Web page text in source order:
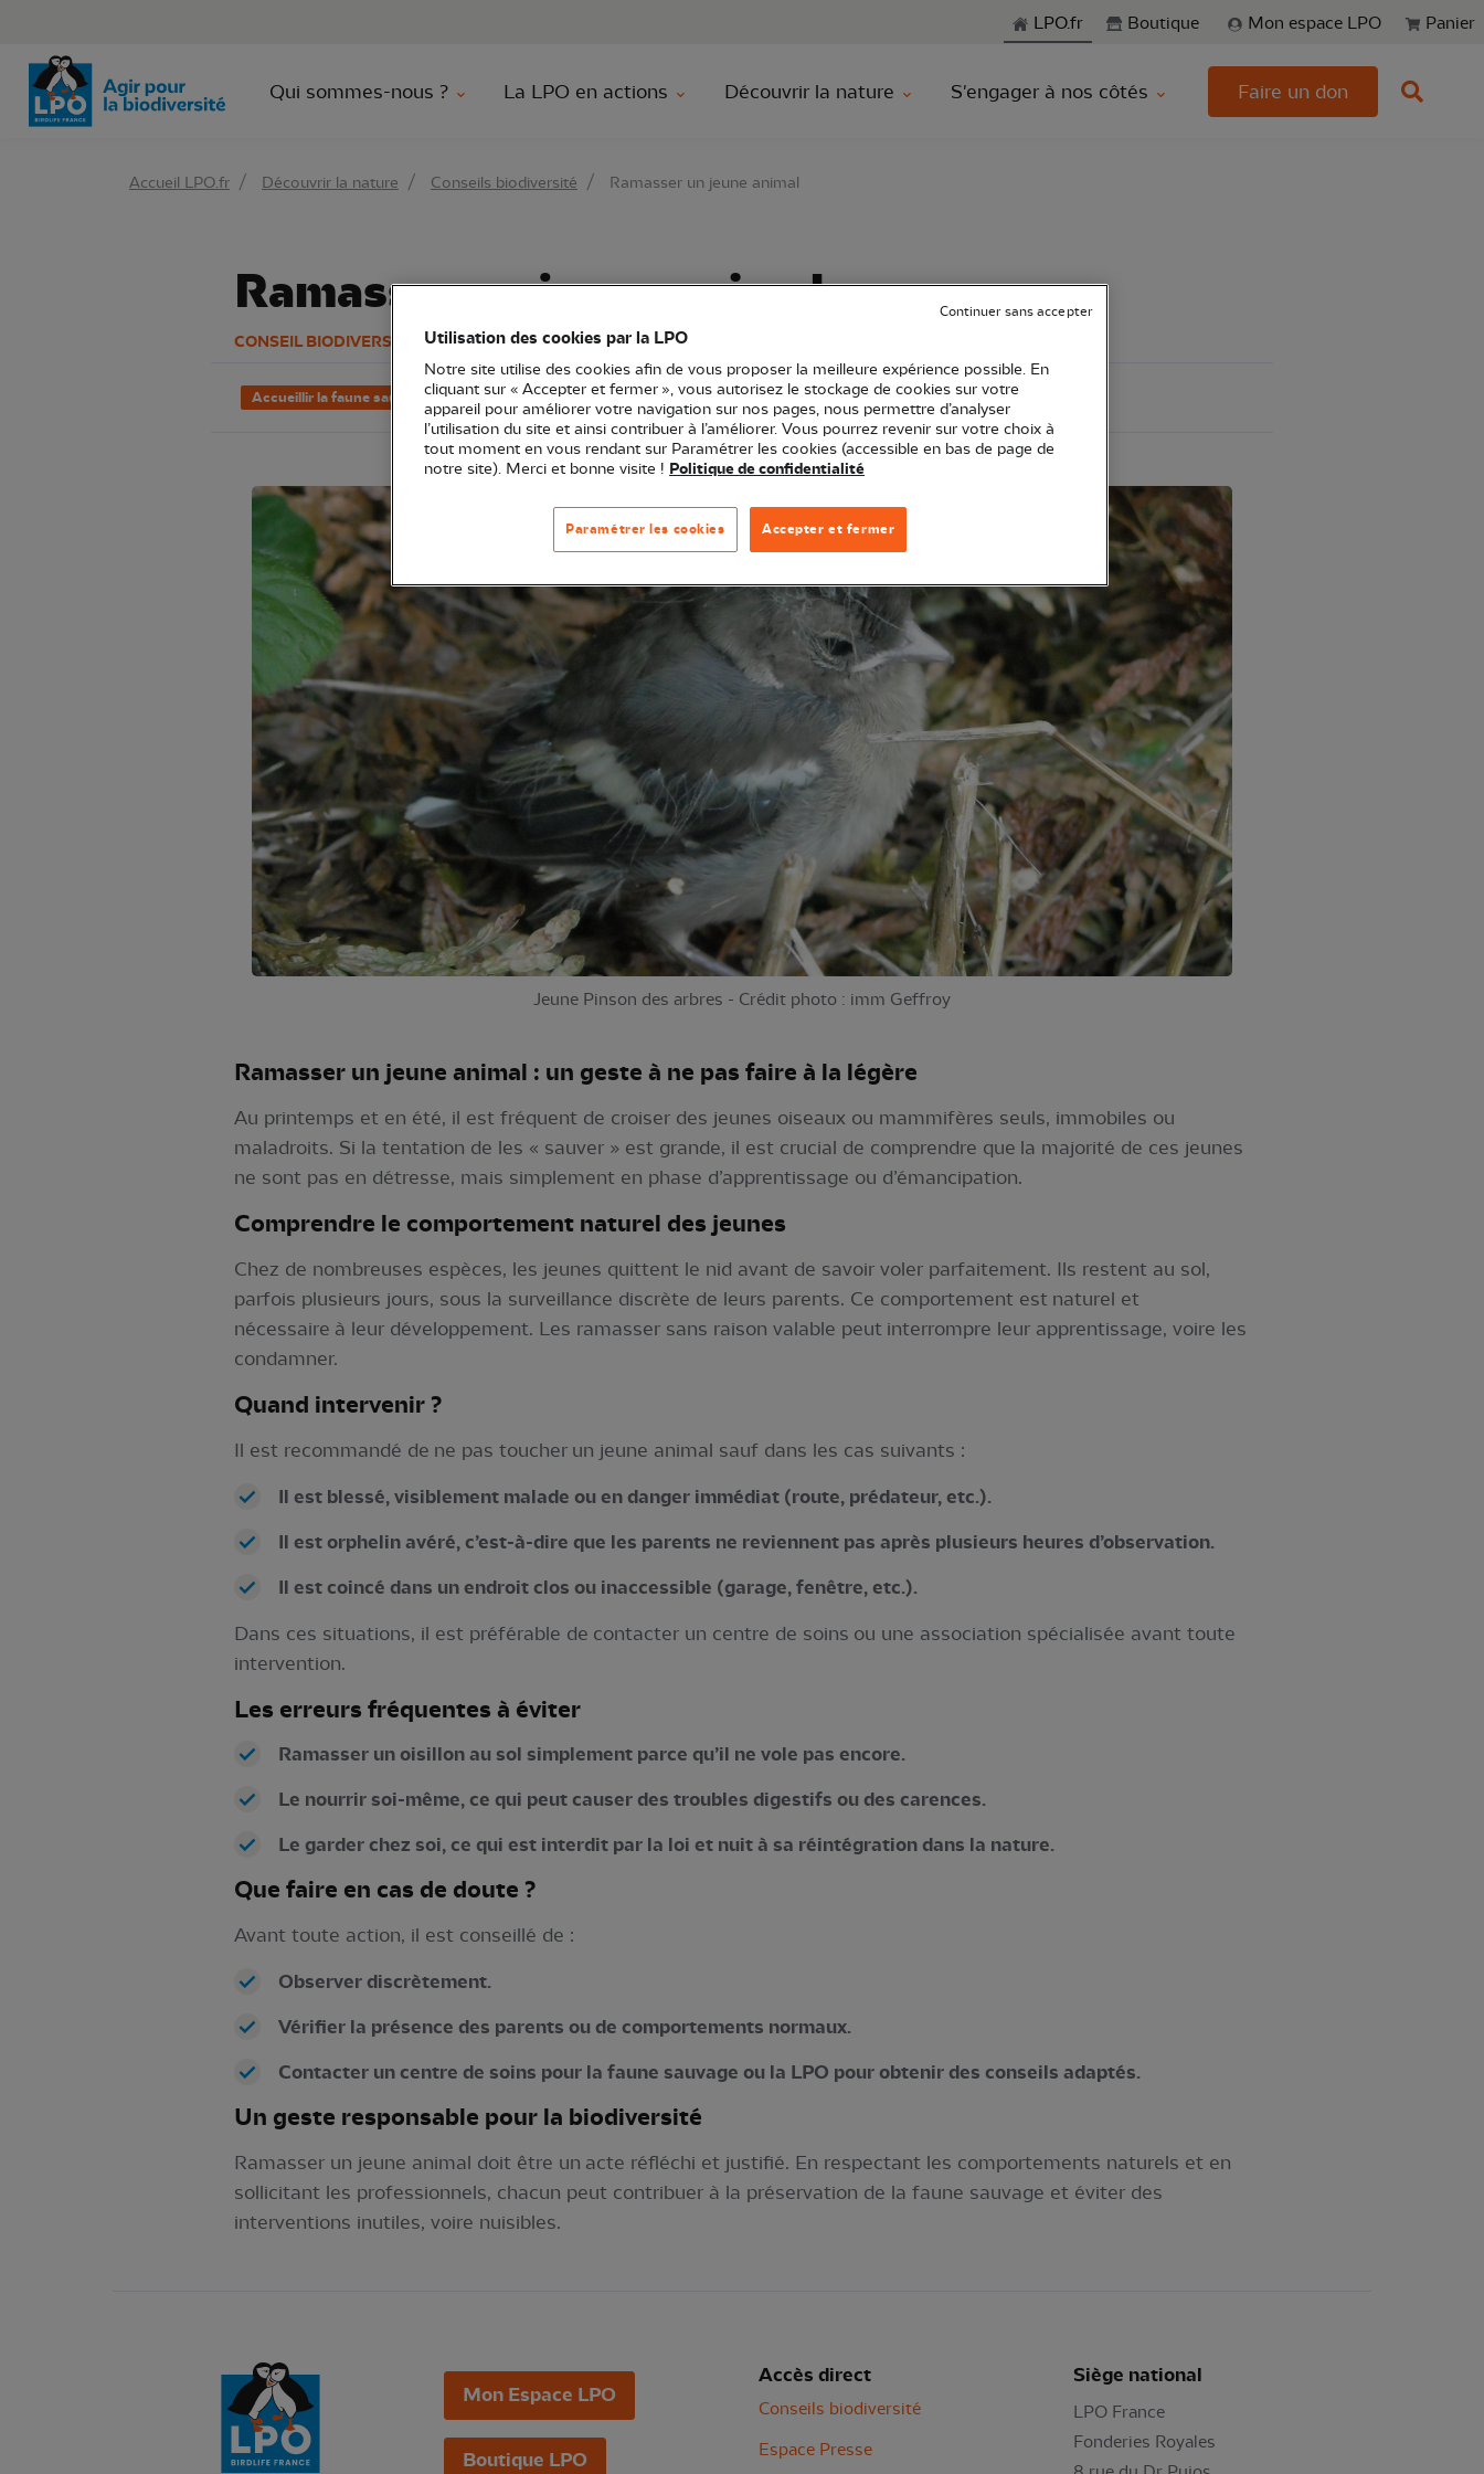
Aller à la rechercheLPO.fr Boutique Mon espace LPO Panier
Qui sommes-nous ? La LPO en actions Découvrir la nature S'engager à nos côtés Faire un don
Accueil LPO.fr Découvrir la nature Conseils biodiversité Ramasser un jeune animal
Ramasser un jeune animal
CONSEIL BIODIVERSITÉ
Accueillir la faune sauvage Oiseaux Mammifères terrestres Oisillons Jeunes mammifères
Jeune Pinson des arbres - Crédit photo : imm Geffroy
Ramasser un jeune animal : un geste à ne pas faire à la légère
Au printemps et en été, il est fréquent de croiser des jeunes oiseaux ou mammifères seuls, immobiles ou
maladroits. Si la tentation de les « sauver » est grande, il est crucial de comprendre que la majorité de ces jeunes
ne sont pas en détresse, mais simplement en phase d’apprentissage ou d’émancipation.
Comprendre le comportement naturel des jeunes
Chez de nombreuses espèces, les jeunes quittent le nid avant de savoir voler parfaitement. Ils restent au sol,
parfois plusieurs jours, sous la surveillance discrète de leurs parents. Ce comportement est naturel et
nécessaire à leur développement. Les ramasser sans raison valable peut interrompre leur apprentissage, voire les
condamner.
Quand intervenir ?
Il est recommandé de ne pas toucher un jeune animal sauf dans les cas suivants :
Il est blessé, visiblement malade ou en danger immédiat (route, prédateur, etc.).
Il est orphelin avéré, c’est-à-dire que les parents ne reviennent pas après plusieurs heures d’observation.
Il est coincé dans un endroit clos ou inaccessible (garage, fenêtre, etc.).
Dans ces situations, il est préférable de contacter un centre de soins ou une association spécialisée avant toute
intervention.
Les erreurs fréquentes à éviter
Ramasser un oisillon au sol simplement parce qu’il ne vole pas encore.
Le nourrir soi-même, ce qui peut causer des troubles digestifs ou des carences.
Le garder chez soi, ce qui est interdit par la loi et nuit à sa réintégration dans la nature.
Que faire en cas de doute ?
Avant toute action, il est conseillé de :
Observer discrètement.
Vérifier la présence des parents ou de comportements normaux.
Contacter un centre de soins pour la faune sauvage ou la LPO pour obtenir des conseils adaptés.
Un geste responsable pour la biodiversité
Ramasser un jeune animal doit être un acte réfléchi et justifié. En respectant les comportements naturels et en
sollicitant les professionnels, chacun peut contribuer à la préservation de la faune sauvage et éviter des
interventions inutiles, voire nuisibles.
Mon Espace LPO
Boutique LPO
Accès direct
Conseils biodiversité
Espace Presse
Siège national
LPO France
Fonderies Royales
Utilisation des cookies par la LPO
Notre site utilise des cookies afin de vous proposer la meilleure expérience possible. En
cliquant sur « Accepter et fermer », vous autorisez le stockage de cookies sur votre
appareil pour améliorer votre navigation sur nos pages, nous permettre d’analyser
l’utilisation du site et ainsi contribuer à l’améliorer. Vous pourrez revenir sur votre choix à
tout moment en vous rendant sur Paramétrer les cookies (accessible en bas de page de
notre site). Merci et bonne visite ! Politique de confidentialité
Accepter et fermer
Paramétrer les cookies
Continuer sans accepter